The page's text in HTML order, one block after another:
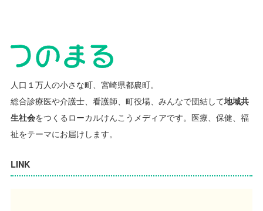
人口１万人の小さな町、宮崎県都農町。
総合診療医や介護士、看護師、町役場、みんなで団結して地域共
生社会をつくるローカルけんこうメディアです。 医療、保健、福
祉をテーマにお届けします。
LINK